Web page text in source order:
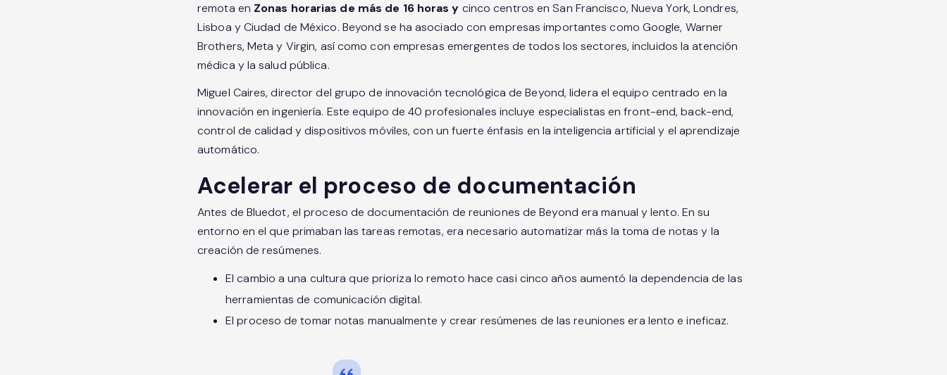
remota en Zonas horarias de más de 16 horas y cinco centros en San Francisco, Nueva York, Londres,
Lisboa y Ciudad de México. Beyond se ha asociado con empresas importantes como Google, Warner
Brothers, Meta y Virgin, así como con empresas emergentes de todos los sectores, incluidos la atención
médica y la salud pública.
Miguel Caires, director del grupo de innovación tecnológica de Beyond, lidera el equipo centrado en la
innovación en ingeniería. Este equipo de 40 profesionales incluye especialistas en front-end, back-end,
control de calidad y dispositivos móviles, con un fuerte énfasis en la inteligencia artificial y el aprendizaje
automático.
Acelerar el proceso de documentación
Antes de Bluedot, el proceso de documentación de reuniones de Beyond era manual y lento. En su
entorno en el que primaban las tareas remotas, era necesario automatizar más la toma de notas y la
creación de resúmenes.
El cambio a una cultura que prioriza lo remoto hace casi cinco años aumentó la dependencia de las
herramientas de comunicación digital.
El proceso de tomar notas manualmente y crear resúmenes de las reuniones era lento e ineficaz.